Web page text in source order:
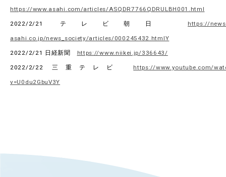
https://www.asahi.com/articles/ASQDR7766QDRULBH001.html
2022/2/21 テレビ朝日 https://
asahi.co.jp/news_society/articles/000245432.htmlY
2022/2/21 日経新聞 https://www.niikei.jp/336643/
2022/2/22 三重テレビ https://www.youtube.com/
v=U0du2GbuV3Y